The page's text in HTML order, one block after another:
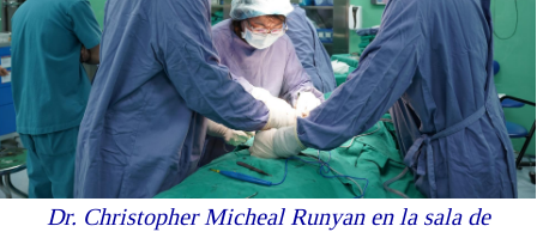
Dr. Christopher Micheal Runyan en la sala de